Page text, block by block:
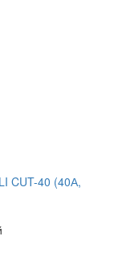
CUT-40 (40А,